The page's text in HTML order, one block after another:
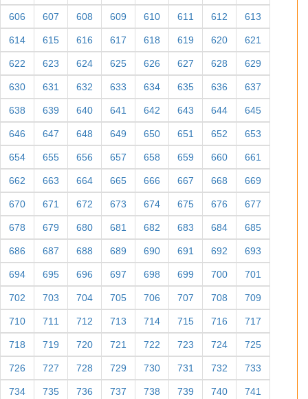
606 607 608 609 610 611 612 613
614 615 616 617 618 619 620 621
622 623 624 625 626 627 628 629
630 631 632 633 634 635 636 637
638 639 640 641 642 643 644 645
646 647 648 649 650 651 652 653
654 655 656 657 658 659 660 661
662 663 664 665 666 667 668 669
670 671 672 673 674 675 676 677
678 679 680 681 682 683 684 685
686 687 688 689 690 691 692 693
694 695 696 697 698 699 700 701
702 703 704 705 706 707 708 709
710 711 712 713 714 715 716 717
718 719 720 721 722 723 724 725
726 727 728 729 730 731 732 733
734 735 736 737 738 739 740 741